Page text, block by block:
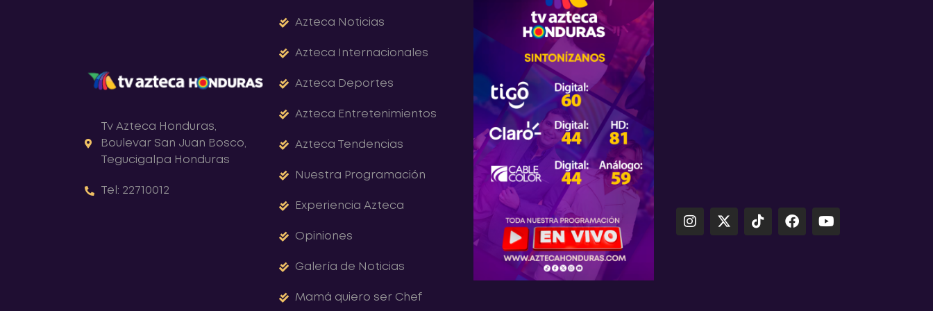
Tv Azteca Honduras,
Boulevar San Juan Bosco,
Tegucigalpa Honduras
Tel: 22710012
Azteca Noticias
Azteca Internacionales
Azteca Deportes
Azteca Entretenimientos
Azteca Tendencias
Nuestra Programación
Experiencia Azteca
Opiniones
Galería de Noticias
Mamá quiero ser Chef